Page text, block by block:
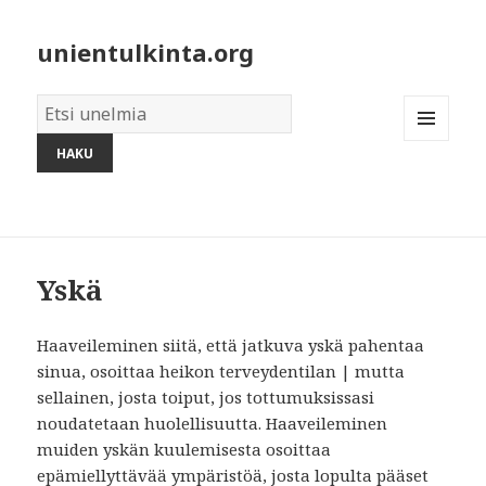
unientulkinta.org
Unelmien
sanakirja:
Yskä
Haaveileminen siitä, että jatkuva yskä pahentaa
sinua, osoittaa heikon terveydentilan | mutta
sellainen, josta toiput, jos tottumuksissasi
noudatetaan huolellisuutta. Haaveileminen
muiden yskän kuulemisesta osoittaa
epämiellyttävää ympäristöä, josta lopulta pääset